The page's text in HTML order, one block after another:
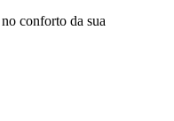
conforto da sua